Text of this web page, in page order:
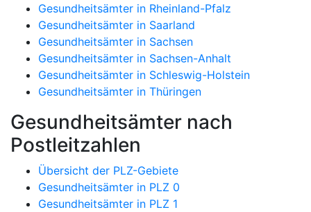
Gesundheitsämter in Rheinland-Pfalz
Gesundheitsämter in Saarland
Gesundheitsämter in Sachsen
Gesundheitsämter in Sachsen-Anhalt
Gesundheitsämter in Schleswig-Holstein
Gesundheitsämter in Thüringen
Gesundheitsämter nach
Postleitzahlen
Übersicht der PLZ-Gebiete
Gesundheitsämter in PLZ 0
Gesundheitsämter in PLZ 1